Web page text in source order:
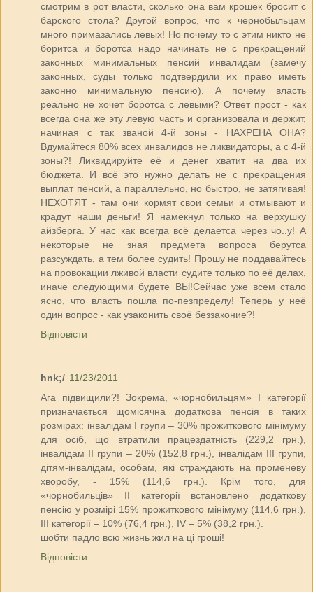
смотрим в рот власти, сколько она вам крошек бросит с
барского стола? Другой вопрос, что к чернобыльцам
много примазались левых! Но почему то с этим никто не
боритса и боротса надо начинать не с прекращений
законных минимальных пенсий инвалидам (замечу
законных, суды только подтвердили их право иметь
законно минимальную пенсию). А почему власть
реально не хочет боротса с левыми? Ответ прост - как
всегда она же эту левую часть и организовала и держит,
начиная с так званой 4-й зоны - НАХРЕНА ОНА?
Вдумайтеся 80% всех инвалидов не ликвидаторы, а с 4-й
зоны?! Ликвидируйте её и денег хватит на два их
бюджета. И всё это нужно делать не с прекращения
выплат пенсий, а параллельно, но быстро, не затягивая!
НЕХОТЯТ - там они кормят свои семьи и отмывают и
крадут наши деньги! Я намекнул только на верхушку
айзберга. У нас как всегда всё делаетса через чо..у! А
некоторые не зная предмета вопроса берутса
разсуждать, а тем более судить! Прошу не поддавайтесь
на провокации лживой власти судите только по её делах,
иначе следующими будете ВЫ!Сейчас уже всем стало
ясно, что власть пошла по-пезпределу! Теперь у неё
один вопрос - как узаконить своё беззаконие?!
Відповісти
hnk;/ 11/23/2011
Ага підвищили?! Зокрема, «чорнобильцям» I категорії
призначається щомісячна додаткова пенсія в таких
розмірах: інвалідам I групи – 30% прожиткового мінімуму
для осіб, що втратили працездатність (229,2 грн.),
інвалідам II групи – 20% (152,8 грн.), інвалідам III групи,
дітям-інвалідам, особам, які страждають на променеву
хворобу, - 15% (114,6 грн.). Крім того, для
«чорнобильців» II категорії встановлено додаткову
пенсію у розмірі 15% прожиткового мінімуму (114,6 грн.),
III категорії – 10% (76,4 грн.), IV – 5% (38,2 грн.).
шобти падло всю жизнь жил на ці гроші!
Відповісти